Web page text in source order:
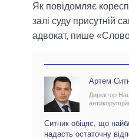
Як повідомляє
залі суду присутній
адвокат, пише «Слово
Артем
Директор
Ситник обіцяє, що
надасть остаточну